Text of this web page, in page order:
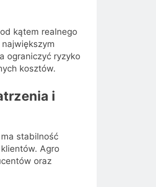
kątem realnego
ograniczyć ryzyko
kosztów.
i
stabilność
Agro
oraz